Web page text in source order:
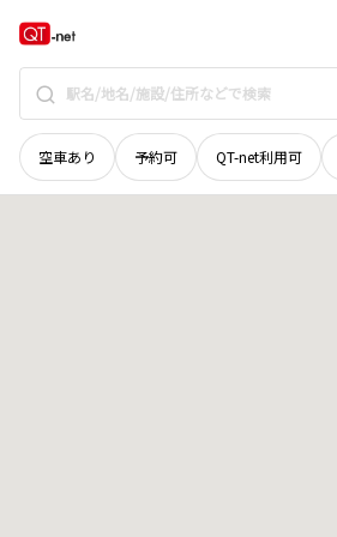
空車あり 予約可 QT-net利用可
福井県